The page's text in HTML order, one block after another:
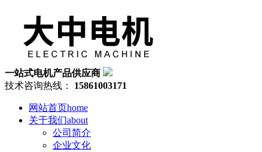
一站式电机产品供应商
技术咨询热线：
15861003171
网站首页home
关于我们about
公司简介
企业文化